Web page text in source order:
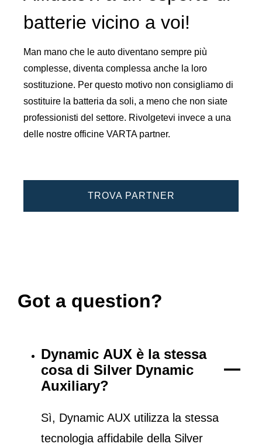
batterie vicino a voi!
Man mano che le auto diventano sempre più
complesse, diventa complessa anche la loro
sostituzione. Per questo motivo non consigliamo di
sostituire la batteria da soli, a meno che non siate
professionisti del settore. Rivolgetevi invece a una
delle nostre officine VARTA partner.
TROVA PARTNER
Got a question?
Dynamic AUX è la stessa
cosa di Silver Dynamic
Auxiliary?
Sì, Dynamic AUX utilizza la stessa
tecnologia affidabile della Silver